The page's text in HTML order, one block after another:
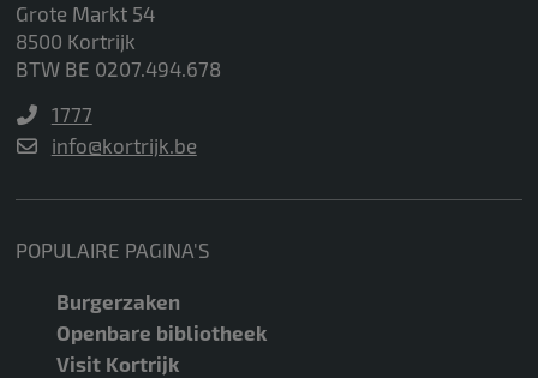
Grote Markt 54
8500 Kortrijk
BTW BE 0207.494.678
1777
info@kortrijk.be
POPULAIRE PAGINA'S
Burgerzaken
Openbare bibliotheek
Visit Kortrijk